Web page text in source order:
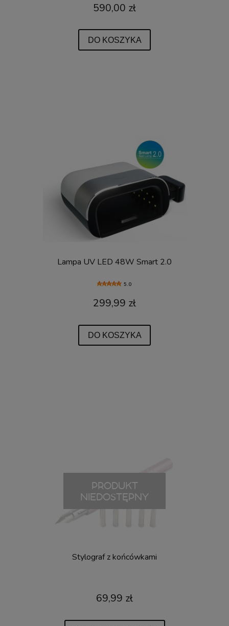
590,00 zł
DO KOSZYKA
Lampa UV LED 48W Smart 2.0
5.0
299,99 zł
DO KOSZYKA
PRODUKT
NIEDOSTĘPNY
Stylograf z końcówkami
69,99 zł